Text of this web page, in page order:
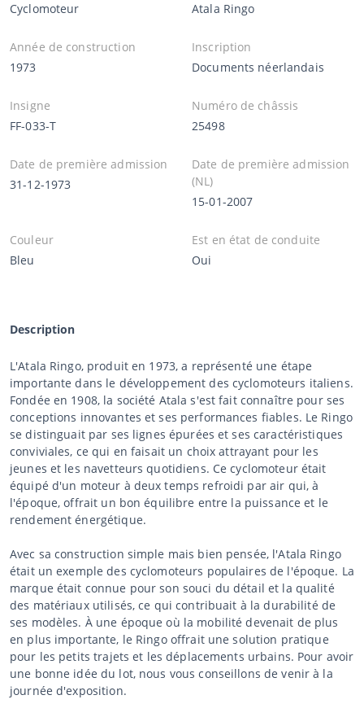
Cyclomoteur
Atala Ringo
Année de construction
1973
Inscription
Documents néerlandais
Insigne
FF-033-T
Numéro de châssis
25498
Date de première admission
31-12-1973
Date de première admission
(NL)
15-01-2007
Couleur
Bleu
Est en état de conduite
Oui
Description
L'Atala Ringo, produit en 1973, a représenté une étape
importante dans le développement des cyclomoteurs italiens.
Fondée en 1908, la société Atala s'est fait connaître pour ses
conceptions innovantes et ses performances fiables. Le Ringo
se distinguait par ses lignes épurées et ses caractéristiques
conviviales, ce qui en faisait un choix attrayant pour les
jeunes et les navetteurs quotidiens. Ce cyclomoteur était
équipé d'un moteur à deux temps refroidi par air qui, à
l'époque, offrait un bon équilibre entre la puissance et le
rendement énergétique.
Avec sa construction simple mais bien pensée, l'Atala Ringo
était un exemple des cyclomoteurs populaires de l'époque. La
marque était connue pour son souci du détail et la qualité
des matériaux utilisés, ce qui contribuait à la durabilité de
ses modèles. À une époque où la mobilité devenait de plus
en plus importante, le Ringo offrait une solution pratique
pour les petits trajets et les déplacements urbains. Pour avoir
une bonne idée du lot, nous vous conseillons de venir à la
journée d'exposition.